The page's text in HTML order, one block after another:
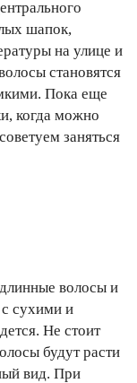
шапок,
на улице и
становятся
Пока еще
когда можно
заняться
волосы и
с сухими и
Не стоит
будут расти
вид. При